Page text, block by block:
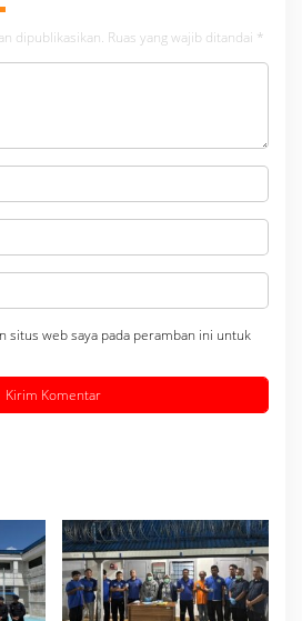
dipublikasikan. Ruas yang wajib ditandai *
situs web saya pada peramban ini untuk